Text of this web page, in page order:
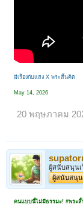
มีเรื่องกับแสง X พระสิ้นคิด
May 14, 2026
20 พฤษภาคม
ผู้สนับสนุนเ
ผู้สนับสนุน
คนแบบนี้ไม่มีธรรมะ! #พระสิ้
< ย้อนกลับ 1 ← 57